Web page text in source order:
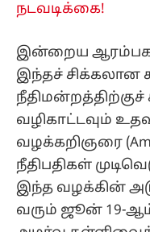
நடவடிக்கை!
இன்றைய
இந்தச் சிக்கலான
வழிகாட்டவும்
வழக்கறிஞரை
நீதிபதிகள்
இந்த வழக்கின்
வரும் ஜூன் 19-ஆம்